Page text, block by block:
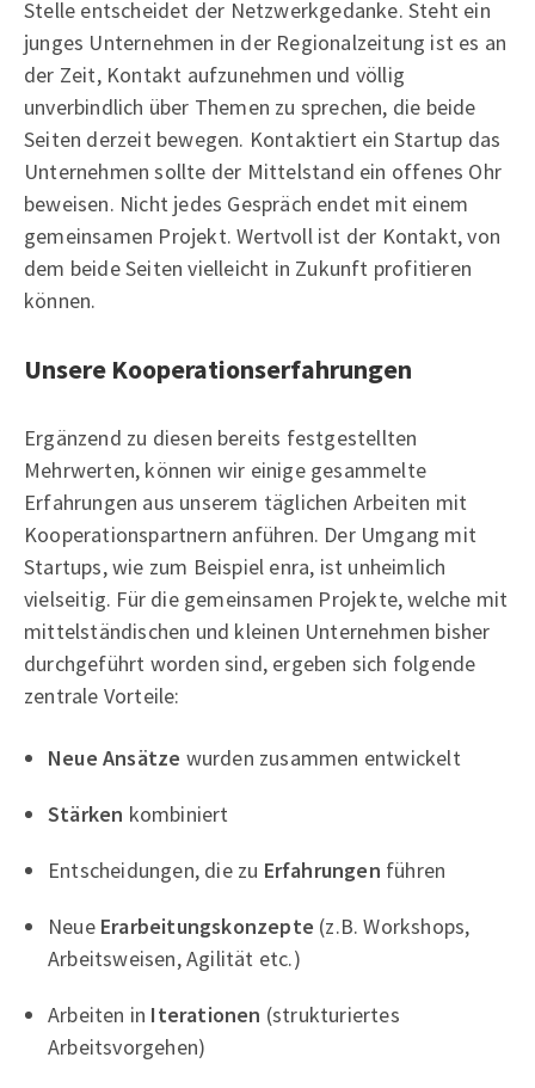
Stelle entscheidet der Netzwerkgedanke. Steht ein
junges Unternehmen in der Regionalzeitung ist es an
der Zeit, Kontakt aufzunehmen und völlig
unverbindlich über Themen zu sprechen, die beide
Seiten derzeit bewegen. Kontaktiert ein Startup das
Unternehmen sollte der Mittelstand ein offenes Ohr
beweisen. Nicht jedes Gespräch endet mit einem
gemeinsamen Projekt. Wertvoll ist der Kontakt, von
dem beide Seiten vielleicht in Zukunft profitieren
können.
Unsere Kooperationserfahrungen
Ergänzend zu diesen bereits festgestellten
Mehrwerten, können wir einige gesammelte
Erfahrungen aus unserem täglichen Arbeiten mit
Kooperationspartnern anführen. Der Umgang mit
Startups, wie zum Beispiel enra, ist unheimlich
vielseitig. Für die gemeinsamen Projekte, welche mit
mittelständischen und kleinen Unternehmen bisher
durchgeführt worden sind, ergeben sich folgende
zentrale Vorteile:
Neue Ansätze wurden zusammen entwickelt
Stärken kombiniert
Entscheidungen, die zu Erfahrungen führen
Neue Erarbeitungskonzepte (z.B. Workshops,
Arbeitsweisen, Agilität etc.)
Arbeiten in Iterationen (strukturiertes
Arbeitsvorgehen)